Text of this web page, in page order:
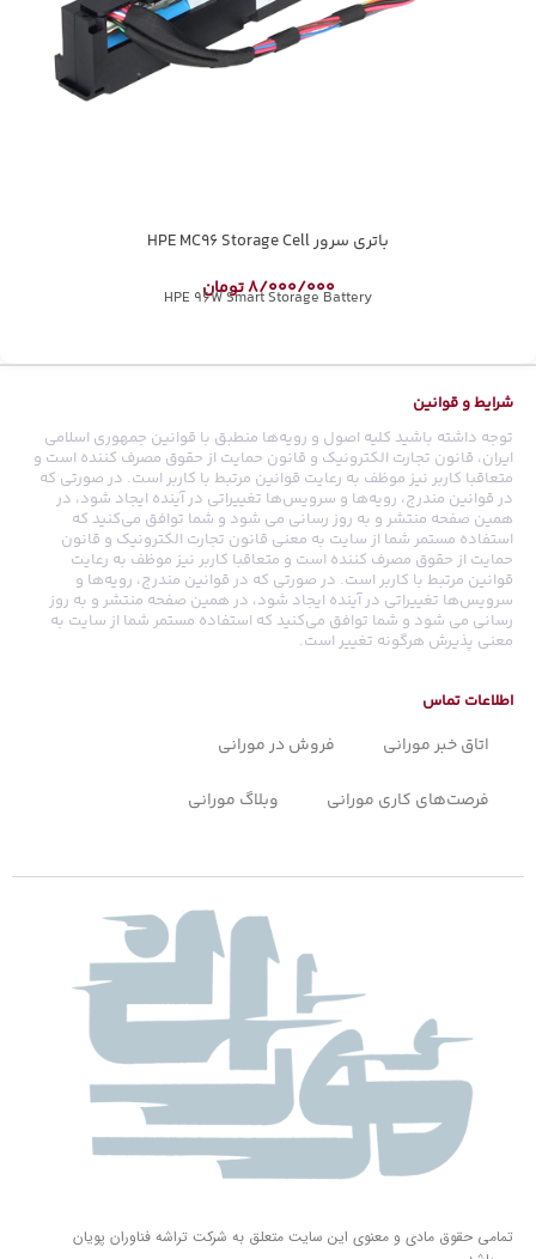
باتری سرور HPE MC96 Storage Cell
8/000/000تومان
HPE 96W Smart Storage Battery
شرایط و قوانین
توجه داشته باشید کلیه اصول و رویه‏‌ها منطبق با قوانین جمهوری اسلامی
ایران، قانون تجارت الکترونیک و قانون حمایت از حقوق مصرف کننده است و
متعاقبا کاربر نیز موظف به رعایت قوانین مرتبط با کاربر است. در صورتی که
در قوانین مندرج، رویه‏‌ها و سرویس‏‌ها تغییراتی در آینده ایجاد شود، در
همین صفحه منتشر و به روز رسانی می شود و شما توافق می‏‌کنید که
استفاده مستمر شما از سایت به معنی قانون تجارت الکترونیک و قانون
حمایت از حقوق مصرف کننده است و متعاقبا کاربر نیز موظف به رعایت
قوانین مرتبط با کاربر است. در صورتی که در قوانین مندرج، رویه‏‌ها و
سرویس‏‌ها تغییراتی در آینده ایجاد شود، در همین صفحه منتشر و به روز
رسانی می شود و شما توافق می‏‌کنید که استفاده مستمر شما از سایت به
معنی پذیرش هرگونه تغییر است.
اطلاعات تماس
اتاق خبر مورانی فروش در مورانی
فرصت‌های کاری مورانی وبلاگ مورانی
تمامی حقوق مادی و معنوی این سایت متعلق به شرکت تراشه فناوران پویان